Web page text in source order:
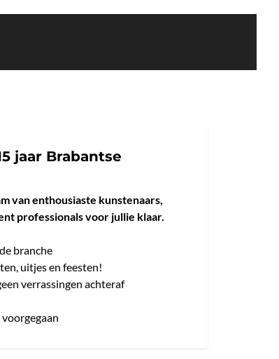
jaar Brabantse
van enthousiaste kunstenaars,
professionals voor jullie klaar.
branche
uitjes en feesten!
verrassingen achteraf